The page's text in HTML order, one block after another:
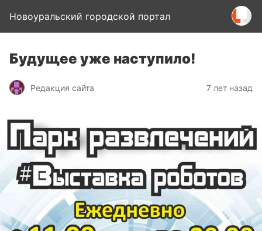
Новоуральский городской портал
Будущее уже наступило!
Редакция сайта 7 лет назад